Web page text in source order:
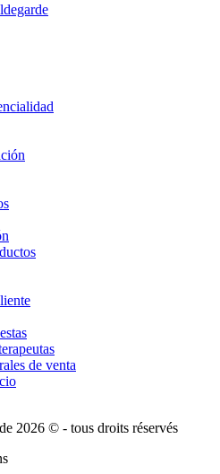
de venta
2026 © - tous droits réservés